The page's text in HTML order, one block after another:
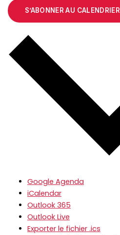
S’ABONNER AU CALENDRIER
Google Agenda
iCalendar
Outlook 365
Outlook Live
Exporter le fichier .ics